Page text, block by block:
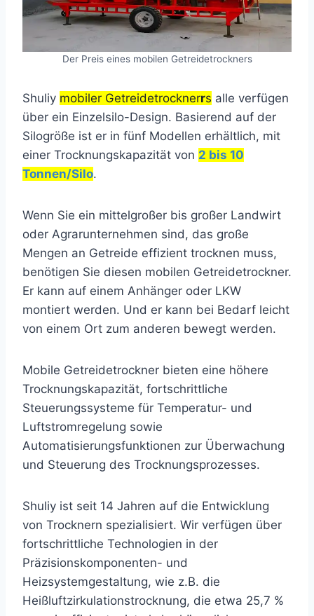
Der Preis eines mobilen Getreidetrockners
Shuliy mobiler Getreidetrocknerrs alle verfügen
über ein Einzelsilo-Design. Basierend auf der
Silogröße ist er in fünf Modellen erhältlich, mit
einer Trocknungskapazität von 2 bis 10
Tonnen/Silo.
Wenn Sie ein mittelgroßer bis großer Landwirt
oder Agrarunternehmen sind, das große
Mengen an Getreide effizient trocknen muss,
benötigen Sie diesen mobilen Getreidetrockner.
Er kann auf einem Anhänger oder LKW
montiert werden. Und er kann bei Bedarf leicht
von einem Ort zum anderen bewegt werden.
Mobile Getreidetrockner bieten eine höhere
Trocknungskapazität, fortschrittliche
Steuerungssysteme für Temperatur- und
Luftstromregelung sowie
Automatisierungsfunktionen zur Überwachung
und Steuerung des Trocknungsprozesses.
Shuliy ist seit 14 Jahren auf die Entwicklung
von Trocknern spezialisiert. Wir verfügen über
fortschrittliche Technologien in der
Präzisionskomponenten- und
Heizsystemgestaltung, wie z.B. die
Heißluftzirkulationstrocknung, die etwa 25,7 %